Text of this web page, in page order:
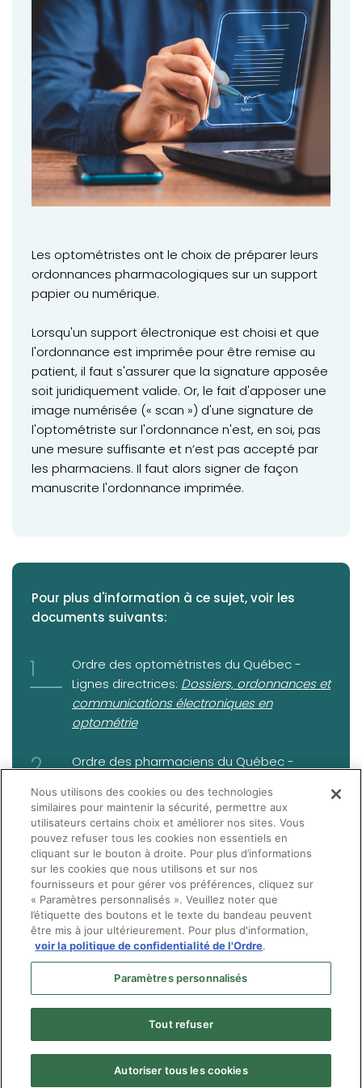
Les optométristes ont le choix de préparer leurs
ordonnances pharmacologiques sur un support
papier ou numérique.
Lorsqu'un support électronique est choisi et que
l'ordonnance est imprimée pour être remise au
patient, il faut s'assurer que la signature apposée
soit juridiquement valide. Or, le fait d'apposer une
image numérisée (« scan ») d'une signature de
l'optométriste sur l'ordonnance n'est, en soi, pas
une mesure suffisante et n’est pas accepté par
les pharmaciens. Il faut alors signer de façon
manuscrite l'ordonnance imprimée.
Pour plus d'information à ce sujet, voir les
documents suivants:
Ordre des optométristes du Québec -
Lignes directrices: (opens in a new tab)
Dossiers, ordonnances et
communications électroniques en
optométrie
Ordre des pharmaciens du Québec -
une ordonnance rédigée par ordinateur sur
laquelle la signature du prescripteur est
apposée de façon électronique?
Nous utilisons des cookies ou des technologies
similaires pour maintenir la sécurité, permettre aux
utilisateurs certains choix et améliorer nos sites. Vous
pouvez refuser tous les cookies non essentiels en
cliquant sur le bouton à droite. Pour plus d’informations
sur les cookies que nous utilisons et sur nos
fournisseurs et pour gérer vos préférences, cliquez sur
« Paramètres personnalisés ». Veuillez noter que
l’étiquette des boutons et le texte du bandeau peuvent
être mis à jour ultérieurement. Pour plus d'information,
voir la politique de confidentialité de l'Ordre.
Paramètres personnalisés
Tout refuser
Autoriser tous les cookies